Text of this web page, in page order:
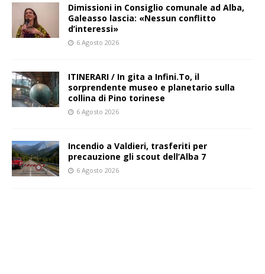
Dimissioni in Consiglio comunale ad Alba,
Galeasso lascia: «Nessun conflitto
d’interessi»
6 Agosto 2026
ITINERARI / In gita a Infini.To, il
sorprendente museo e planetario sulla
collina di Pino torinese
6 Agosto 2026
Incendio a Valdieri, trasferiti per
precauzione gli scout dell’Alba 7
6 Agosto 2026